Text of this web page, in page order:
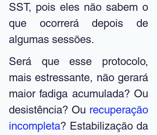
SST, pois eles não sabem o
que ocorrerá depois de
algumas sessões.
Será que esse protocolo,
mais estressante, não gerará
maior fadiga acumulada? Ou
desistência? Ou recuperação
incompleta? Estabilização da